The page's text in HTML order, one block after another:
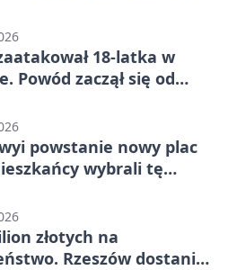
18-latka w
Powód zaczął się od
powstanie nowy plac
wybrali tę
złotych na
Rzeszów dostanie